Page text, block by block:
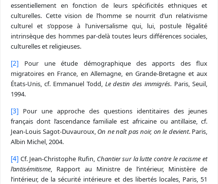
essentiellement en fonction de leurs spécificités ethniques et
culturelles. Cette vision de l’homme se nourrit d’un relativisme
culturel et s’oppose à l’universalisme qui, lui, postule l’égalité
intrinsèque des hommes par-delà toutes leurs différences sociales,
culturelles et religieuses.
[2]
Pour une étude démographique des apports des flux
migratoires en France, en Allemagne, en Grande-Bretagne et aux
États-Unis, cf. Emmanuel Todd, Le destin des immigrés. Paris, Seuil,
1994.
[3] Pour une approche des questions identitaires des jeunes
français dont l’ascendance familiale est africaine ou antillaise, cf.
Jean-Louis Sagot-Duvauroux, On ne naît pas noir, on le devient. Paris,
Albin Michel, 2004.
[4] Cf. Jean-Christophe Rufin, Chantier sur la lutte contre le racisme et
l’antisémitisme , Rapport au Ministre de l’intérieur, Ministère de
l’intérieur, de la sécurité intérieure et des libertés locales, Paris, 51